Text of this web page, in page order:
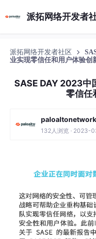
派拓网络开发者
派拓网络开发者社区
业实现零信任和用户体验创
SASE DAY 2023中
零信任
132人浏览 · 2023-